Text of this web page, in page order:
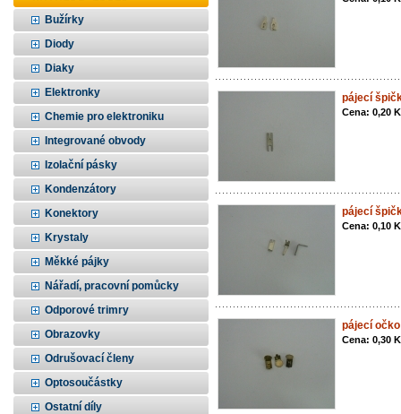
Bužírky
Diody
Diaky
Elektronky
Chemie pro elektroniku
Integrované obvody
Izolační pásky
Kondenzátory
Konektory
Krystaly
Měkké pájky
Nářadí, pracovní pomůcky
Odporové trimry
Obrazovky
Odrušovací členy
Optosoučástky
Ostatní díly
pájecí
Cena: 0,20
pájecí
Cena: 0,10
pájecí
Cena: 0,30